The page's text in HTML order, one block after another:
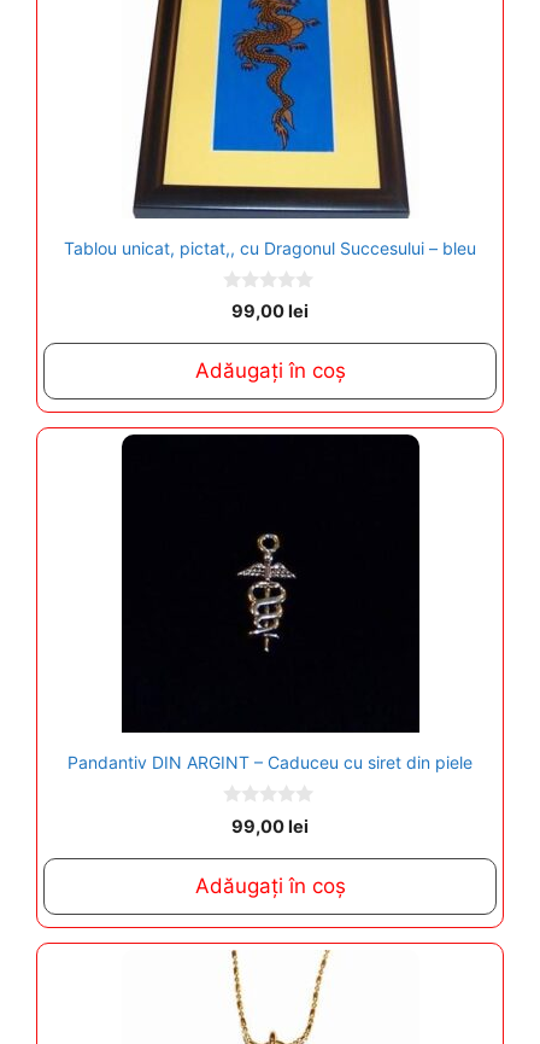
Tablou unicat, pictat,, cu Dragonul Succesului – bleu
0
o
5
99,00lei
Adăugați în coș
Pandantiv DIN ARGINT – Caduceu cu siret din piele
o
5
99,00lei
Adăugați în coș